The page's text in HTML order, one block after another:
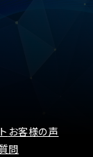
お客様の声
問